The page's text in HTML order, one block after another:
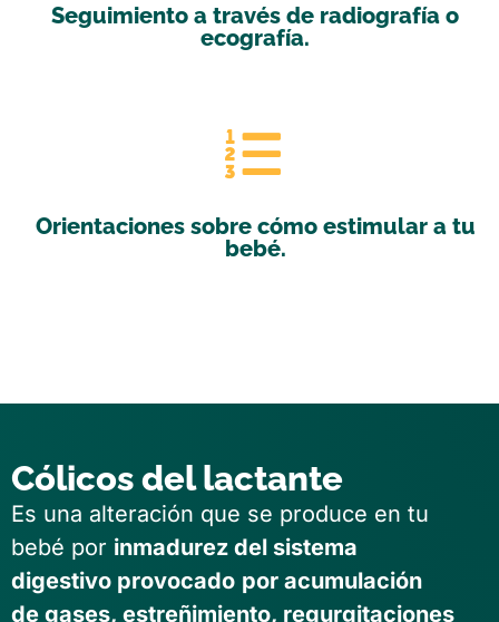
Seguimiento a través de radiografía o
ecografía.
Orientaciones sobre cómo estimular a tu
bebé.
Cólicos del lactante
Es una alteración que se produce en tu
bebé por inmadurez del sistema
digestivo provocado por acumulación
de gases, estreñimiento, regurgitaciones